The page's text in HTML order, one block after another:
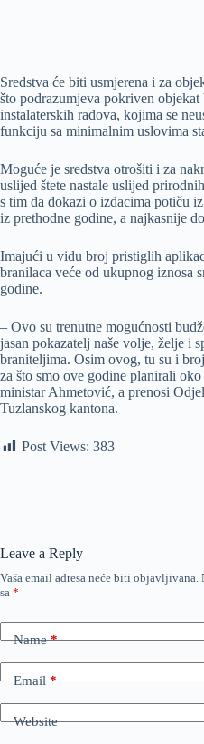
Sredstva će biti usmjerena i za
što podrazumjeva pokriven
instalaterskih radova, kojima se
funkciju sa minimalnim uslovima
Moguće je sredstva otrošiti i za
uslijed štete nastale uslijed
s tim da dokazi o izdacima potiču
iz prethodne godine, a najkasnije
Imajući u vidu broj pristiglih
branilaca veće od ukupnog iznosa
godine.
– Ovo su trenutne mogućnosti
jasan pokazatelj naše volje, želje i
braniteljima. Osim ovog, tu su i
za što smo ove godine planirali
ministar Ahmetović, a prenosi
Tuzlanskog kantona.
Post Views: 383
Leave a Reply
Vaša email adresa neće biti objavljivana.
sa *
Name*
Email*
Website